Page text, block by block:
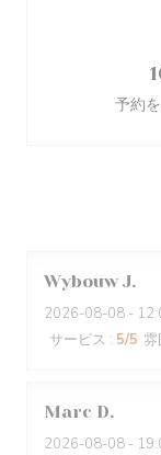
Wybouw J
2026-08-08 -
サービス : 5/5
Marc D
2026-08-08 -
予約